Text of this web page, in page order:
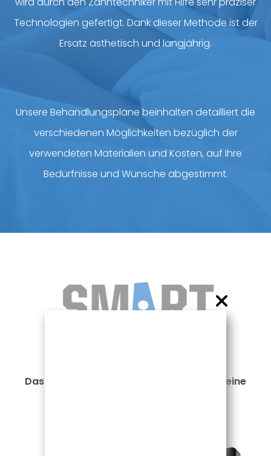
Technologien gefertigt. Dank dieser Methode ist der
Ersatz ästhetisch und langjährig.
Unsere Behandlungspläne beinhalten detailliert die
verschiedenen Möglichkeiten bezüglich der
verwendeten Materialien und Kosten, auf Ihre
Bedürfnisse und Wünsche abgestimmt.
Das Team von DENTAL GARDEN KLINIK ist eine